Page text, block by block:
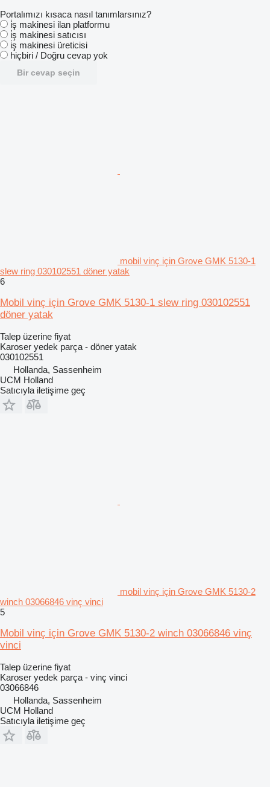
Portalımızı kısaca nasıl tanımlarsınız?
i̇ş makinesi ilan platformu
i̇ş makinesi satıcısı
i̇ş makinesi üreticisi
hiçbiri / Doğru cevap yok
Bir cevap seçin
mobil vinç için Grove GMK 5130-1
slew ring 030102551 döner yatak
6
Mobil vinç için Grove GMK 5130-1 slew ring 030102551
döner yatak
Talep üzerine fiyat
Karoser yedek parça - döner yatak
030102551
Hollanda, Sassenheim
UCM Holland
Satıcıyla iletişime geç
mobil vinç için Grove GMK 5130-2
winch 03066846 vinç vinci
5
Mobil vinç için Grove GMK 5130-2 winch 03066846 vinç
vinci
Talep üzerine fiyat
Karoser yedek parça - vinç vinci
03066846
Hollanda, Sassenheim
UCM Holland
Satıcıyla iletişime geç